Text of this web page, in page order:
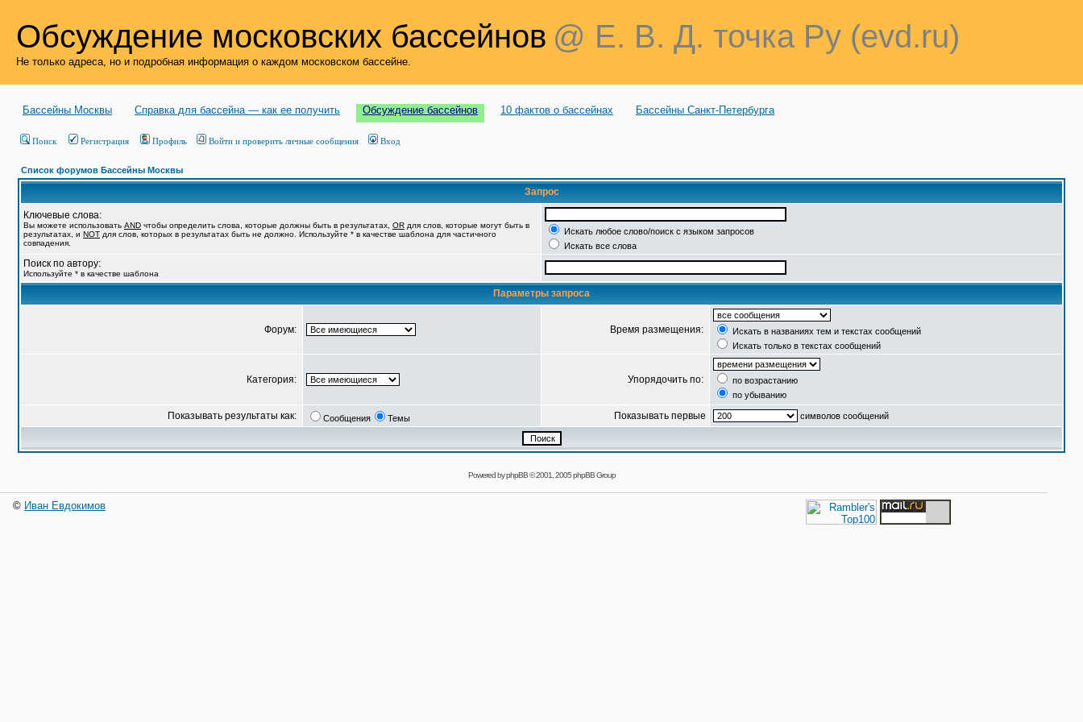
Обсуждение московских бассейнов @ Е. В. Д. точка Ру (evd.ru)
Не только адреса, но и подробная информация о каждом московском бассейне.
Бассейны Москвы Справка для бассейна — как ее получить Обсуждение бассейнов 10 фактов о бассейнах Бассейны Санкт-Петербурга
Поиск Регистрация Профиль Войти и проверить личные сообщения Вход
Список форумов Бассейны Москвы
Запрос
Ключевые слова:
Вы можете использовать AND чтобы определить слова, которые должны быть в результатах, OR для слов, которые могут быть в
результатах, и NOT для слов, которых в результатах быть не должно. Используйте * в качестве шаблона для частичного
совпадения.
Искать любое слово/поиск с языком запросов
Искать все слова
Поиск по автору:
Используйте * в качестве шаблона
Параметры запроса
Форум: Время размещения:
Искать в названиях тем и текстах сообщений
Искать только в текстах сообщений
Категория: Упорядочить по:
по возрастанию
по убыванию
Показывать результаты как: Сообщения Темы Показывать первые символов сообщений
Powered byphpBB© 2001, 2005 phpBB Group
© Иван Евдокимов